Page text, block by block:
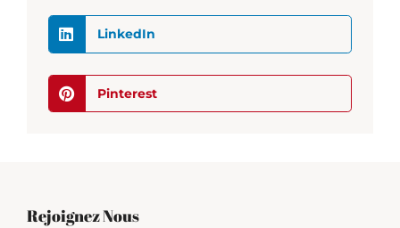
LinkedIn
Pinterest
Rejoignez Nous